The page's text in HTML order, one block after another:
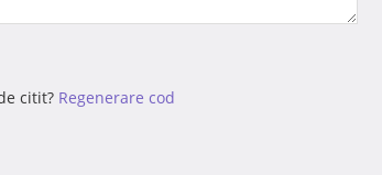
citit? Regenerare cod